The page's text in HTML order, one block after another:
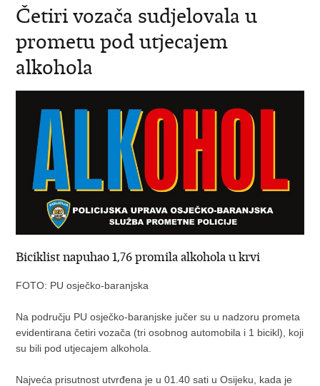
Četiri vozača sudjelovala u
prometu pod utjecajem
alkohola
Biciklist napuhao 1,76 promila alkohola u krvi
FOTO: PU osječko-baranjska
Na području PU osječko-baranjske jučer su u nadzoru prometa
evidentirana četiri vozača (tri osobnog automobila i 1 bicikl), koji
su bili pod utjecajem alkohola.
Najveća prisutnost utvrđena je u 01.40 sati u Osijeku, kada je